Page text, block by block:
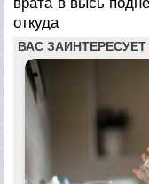
откуда